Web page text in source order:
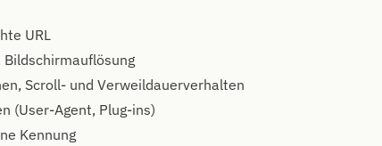
URL
Bildschirmauflösung
Scroll- und Verweildauerverhalten
(User-Agent, Plug-ins)
Kennung